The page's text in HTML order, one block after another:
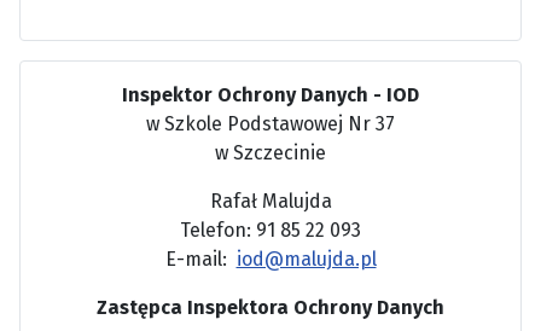
Inspektor Ochrony Danych - IOD
w Szkole Podstawowej Nr 37
w Szczecinie
Rafał Malujda
Telefon: 91 85 22 093
E-mail: iod@malujda.pl
Zastępca Inspektora Ochrony Danych